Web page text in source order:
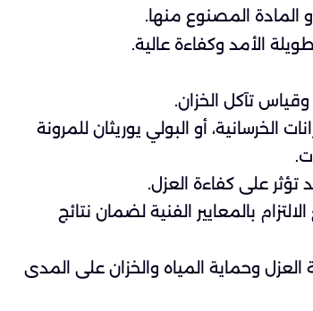
المادة المصنوع منها.
الأمد وكفاءة عالية.
وقياس تآكل الخزان.
الخرسانية، أو البولي يوريثان للمرونة
تؤثر على كفاءة العزل.
بالمعايير الفنية لضمان نتائج
العزل وحماية المياه والخزان على المدى